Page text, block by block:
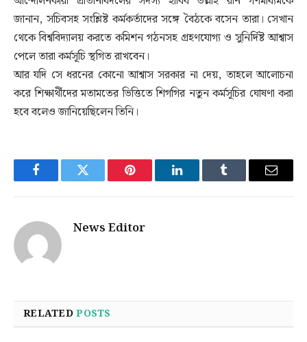
জানান, সচিবসহ সংশ্লিষ্ট কর্মকর্তাদের সঙ্গে বৈঠকে বসেন তারা। সেখান
থেকে বিশ্ববিদ্যালয় করতে কমিশন গঠনসহ গ্রহণযোগ্য ও সুনির্দিষ্ট আশ্বাস
পেলে তারা কর্মসূচি স্থগিত রাখবেন।
আর যদি সে ধরনের কোনো আশ্বাস সরকার না দেয়, তাহলে আলোচনা
করে শিক্ষার্থীদের মতামতের ভিত্তিতে শিগগির নতুন কর্মসূচির ঘোষণা করা
হবে বলেও জানিয়েছিলেন তিনি।
FacebookTwitter Pinterest LinkedInTumblr Email
News Editor
RELATEDPOSTS